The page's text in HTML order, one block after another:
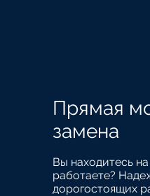
Прямая
замена
Вы находитесь
работаете?
дорогостоящих